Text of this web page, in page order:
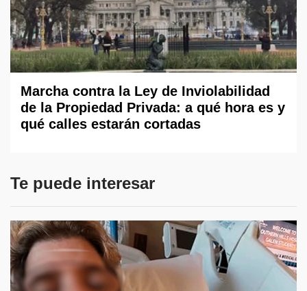
Marcha contra la Ley de Inviolabilidad
de la Propiedad Privada: a qué hora es y
qué calles estarán cortadas
Te puede interesar